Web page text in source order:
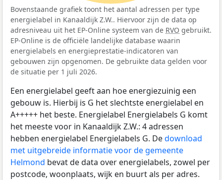
Bovenstaande grafiek toont het aantal adressen per type
energielabel in Kanaaldijk Z.W.. Hiervoor zijn de data op
adresniveau uit het EP-Online systeem van de RVO gebruikt.
EP-Online is de officiële landelijke database waarin
energielabels en energieprestatie-indicatoren van
gebouwen zijn opgenomen. De gebruikte data gelden voor
de situatie per 1 juli 2026.
Een energielabel geeft aan hoe energiezuinig een
gebouw is. Hierbij is G het slechtste energielabel en
A+++++ het beste. Energielabel Energielabels G komt
het meeste voor in Kanaaldijk Z.W.: 4 adressen
hebben energielabel Energielabels G. Dedownload
met uitgebreide informatie voor de gemeente
Helmond bevat de data over energielabels, zowel per
postcode, woonplaats, wijk en buurt als per adres.